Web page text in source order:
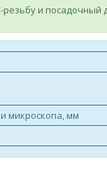
и посадочный
микроскопа, мм